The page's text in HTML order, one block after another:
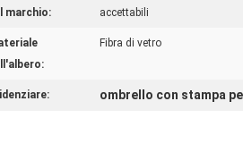
marchio:
accettabili
Fibra di vetro
ombrello con stampa